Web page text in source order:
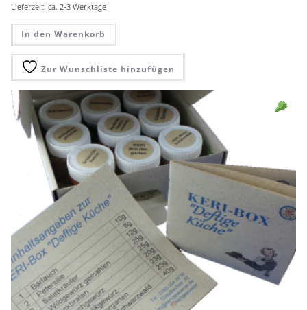
Lieferzeit: ca. 2-3 Werktage
In den Warenkorb
Zur Wunschliste hinzufügen